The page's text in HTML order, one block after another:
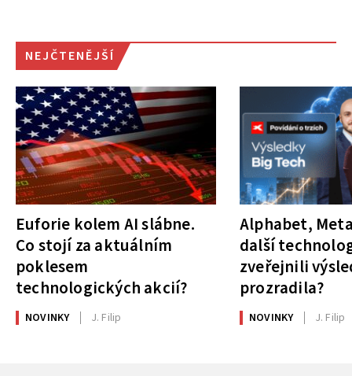
NEJČTENĚJŠÍ
Euforie kolem AI slábne.
Co stojí za aktuálním
poklesem
technologických akcií?
NOVINKY J. Filip
Alphabet,
další
zveřejnili
prozradila?
NOVINKY J. Filip